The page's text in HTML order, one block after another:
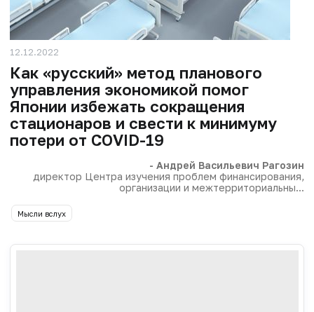
12.12.2022
Как «русский» метод планового
управления экономикой помог
Японии избежать сокращения
стационаров и свести к минимуму
потери от COVID-19
- Андрей Васильевич Рагозин
директор Центра изучения проблем финансирования,
организации и межтерриториальны...
Мысли вслух